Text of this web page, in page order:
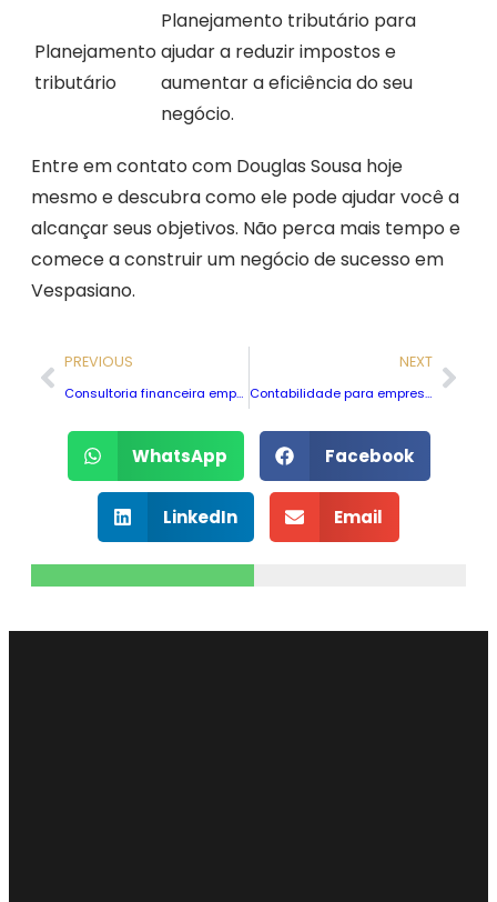
Planejamento
tributário
Planejamento tributário para
ajudar a reduzir impostos e
aumentar a eficiência do seu
negócio.
Entre em contato com Douglas Sousa hoje
mesmo e descubra como ele pode ajudar você a
alcançar seus objetivos. Não perca mais tempo e
comece a construir um negócio de sucesso em
Vespasiano.
PREVIOUS
Consultoria financeira empresarial em Belo Horizonte MG
NEXT
Contabilidade para empresas em Santa Luzia MG
WhatsApp Facebook
LinkedIn Email